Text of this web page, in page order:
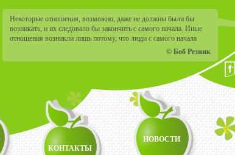
Некоторые отношения, возможно, даже не должны были бы
возникать, и их следовало бы закончить с самого начала. Иные
отношения возникли лишь потому, что люди с самого начала
© Боб Резник
КОНТАКТЫ
НОВОСТИ